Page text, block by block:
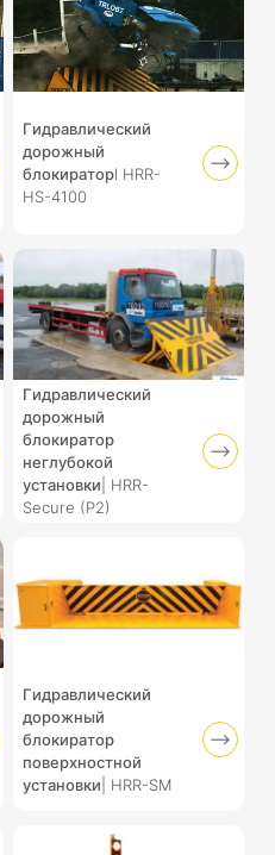
Гидравлический
дорожный
блокираторl HRR-
HS-4100
Гидравлический
дорожный
блокиратор
неглубокой
установки | HRR-
Secure (P2)
Гидравлический
дорожный
блокиратор
поверхностной
установки | HRR-SM